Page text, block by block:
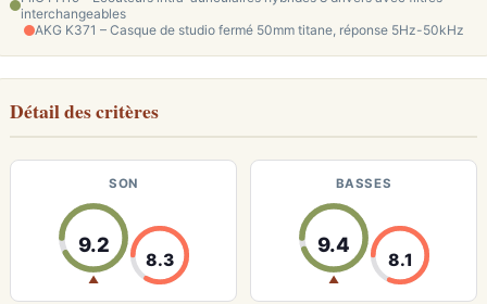
interchangeables
AKG K371 – Casque de studio fermé 50mm titane, réponse 5Hz-50kHz
Détail des critères
SON
9.2
▲
8.3
BASSES
9.4
▲
8.1